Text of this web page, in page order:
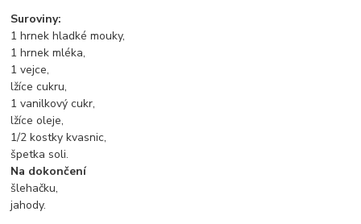
Suroviny:
1 hrnek hladké mouky,
1 hrnek mléka,
1 vejce,
lžíce cukru,
1 vanilkový cukr,
lžíce oleje,
1/2 kostky kvasnic,
špetka soli.
Na dokončení
šlehačku,
jahody.